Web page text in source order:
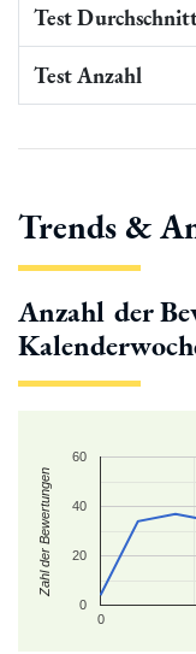
Test
Test Anzahl
Trends &
Anzahl der
0
0
20
40
60
Zahl der Bewertungen